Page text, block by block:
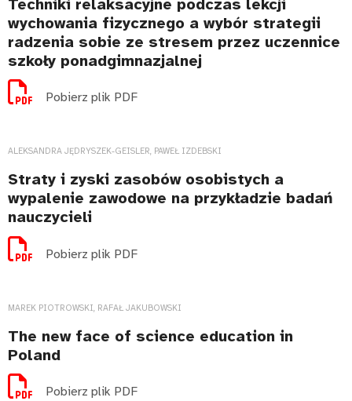
Techniki relaksacyjne podczas lekcji
wychowania fizycznego a wybór strategii
radzenia sobie ze stresem przez uczennice
szkoły ponadgimnazjalnej
Pobierz plik PDF
ALEKSANDRA JĘDRYSZEK-GEISLER, PAWEŁ IZDEBSKI
Straty i zyski zasobów osobistych a
wypalenie zawodowe na przykładzie badań
nauczycieli
Pobierz plik PDF
MAREK PIOTROWSKI, RAFAŁ JAKUBOWSKI
The new face of science education in
Poland
Pobierz plik PDF